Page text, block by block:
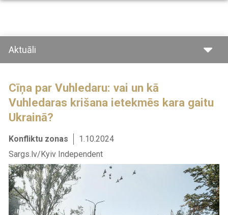
Pārlekt
saturu
Aktuāli
Cīņa par Vuhledaru: vai un kā
Vuhledaras krišana ietekmēs kara gaitu
Ukrainā?
Konfliktu zonas
1.10.2024
Sargs.lv/Kyiv Independent